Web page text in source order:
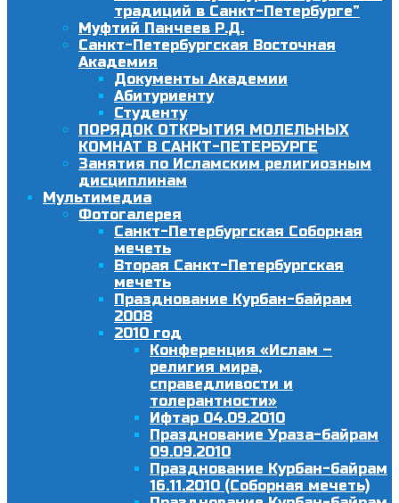
традиций в Санкт-Петербурге”
Муфтий Панчеев Р.Д.
Санкт-Петербургская Восточная
Академия
Документы Академии
Абитуриенту
Студенту
ПОРЯДОК ОТКРЫТИЯ МОЛЕЛЬНЫХ
КОМНАТ В САНКТ-ПЕТЕРБУРГЕ
Занятия по Исламским религиозным
дисциплинам
Мультимедиа
Фотогалерея
Санкт-Петербургская Соборная
мечеть
Вторая Санкт-Петербургская
мечеть
Празднование Курбан-байрам
2008
2010 год
Конференция «Ислам –
религия мира,
справедливости и
толерантности»
Ифтар 04.09.2010
Празднование Ураза-байрам
09.09.2010
Празднование Курбан-байрам
16.11.2010 (Соборная мечеть)